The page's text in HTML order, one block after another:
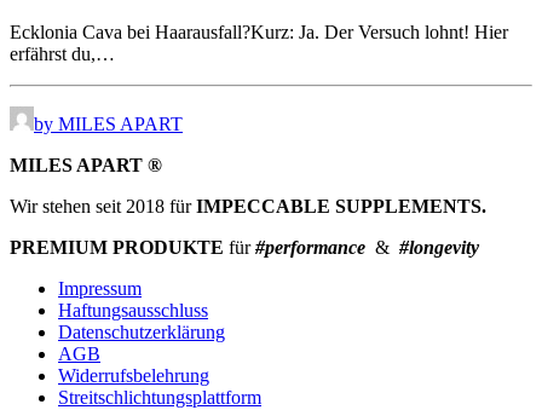
Ecklonia Cava bei Haarausfall?Kurz: Ja. Der Versuch lohnt! Hier
erfährst du,…
by MILES APART
MILES APART ®
Wir stehen seit 2018 fürIMPECCABLE SUPPLEMENTS.
PREMIUM PRODUKTE für#performance & #longevity
Impressum
Haftungsausschluss
Datenschutzerklärung
AGB
Widerrufsbelehrung
Streitschlichtungsplattform